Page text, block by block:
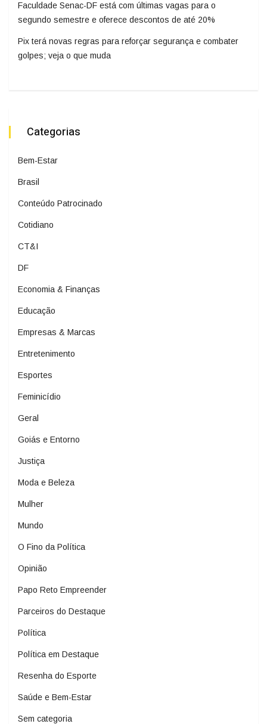
Faculdade Senac-DF está com últimas vagas para o
segundo semestre e oferece descontos de até 20%
Pix terá novas regras para reforçar segurança e combater
golpes; veja o que muda
Categorias
Bem-Estar
Brasil
Conteúdo Patrocinado
Cotidiano
CT&I
DF
Economia & Finanças
Educação
Empresas & Marcas
Entretenimento
Esportes
Feminicídio
Geral
Goiás e Entorno
Justiça
Moda e Beleza
Mulher
Mundo
O Fino da Política
Opinião
Papo Reto Empreender
Parceiros do Destaque
Política
Política em Destaque
Resenha do Esporte
Saúde e Bem-Estar
Sem categoria